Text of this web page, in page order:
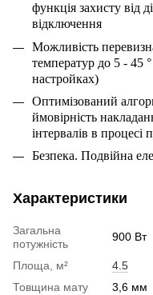
функція захисту від
відключення
Можливість
температур до 5 - 45
настройках)
Оптимізований
ймовірність
інтервалів в процесі
Безпека. Подвійна
Характеристики
Загальна
потужність
900 Вт
Площа, м²
4.5
Товщина мату
3,6 мм